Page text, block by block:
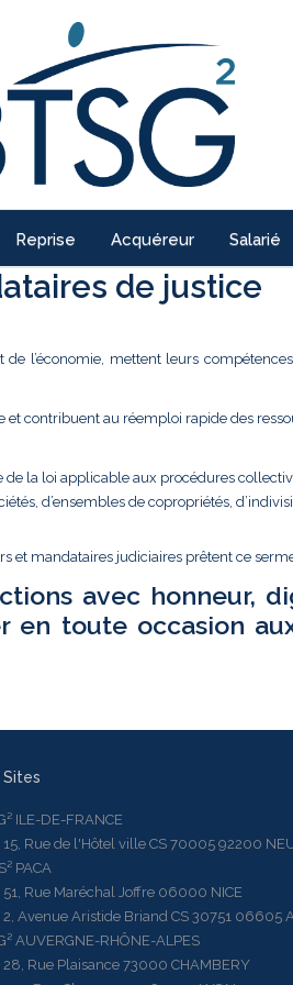
Reprise Acquéreur Salarié
de justice
l’économie, mettent leurs
contribuent au réemploi rapide des
la loi applicable aux procédures
d’ensembles de copropriétés,
et mandataires judiciaires prêtent ce
avec honneur,
en toute occasion
Sites
ILE-DE-FRANCE
Rue de l'Hôtel ville CS 70005 92200
PACA
Rue Maréchal Joffre 06000 NICE
Aristide Briand CS 30751 06605
AUVERGNE-RHÔNE-ALPES
Rue Plaisance 73000 CHAMBERY